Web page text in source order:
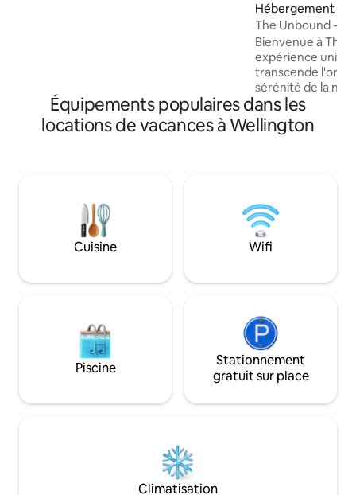
Wellington, la ville la plus proche. Nous
serions ravis de vous accueillir dans
notre ferme !
Hébergement ⋅
The Unbound -
Bienvenue à The
expérience
transcende
sérénité de la
luxe opulent. Une maison hors réseau,
alimentée par
sur le flanc des
4x4 ou les SUV à
peuvent atteindre la
navette est
Calabash Pub,
Équipements populaires dans les
locations de vacances à Wellington
Cuisine Wifi
Piscine
Stationnement
gratuit sur place
Climatisation